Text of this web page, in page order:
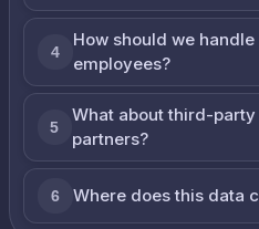
4
How should we
employees?
5
What about third-
partners?
6 Where does this data